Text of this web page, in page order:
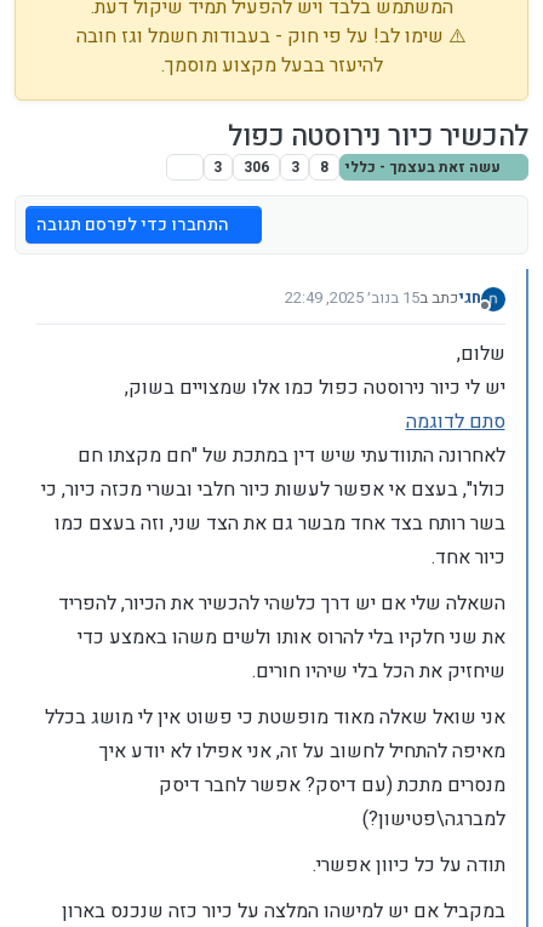
המשתמש בלבד ויש להפעיל תמיד שיקול דעת.
⚠️ שימו לב! על פי חוק - בעבודות חשמל וגז חובה
להיעזר בבעל מקצוע מוסמך.
להכשיר כיור נירוסטה כפול
עשה זאת בעצמך - כללי 8
3
306
3
התחברו כדי לפרסם תגובה
מנותק
חגיכתב ב15 בנוב׳ 2025, 22:49
נערך לאחרונה על ידי חגי
שלום,
יש לי כיור נירוסטה כפול כמו אלו שמצויים בשוק,
סתם לדוגמה
לאחרונה התוודעתי שיש דין במתכת של "חם מקצתו חם
כולו", בעצם אי אפשר לעשות כיור חלבי ובשרי מכזה כיור, כי
בשר רותח בצד אחד מבשר גם את הצד שני, וזה בעצם כמו
כיור אחד.
השאלה שלי אם יש דרך כלשהי להכשיר את הכיור, להפריד
את שני חלקיו בלי להרוס אותו ולשים משהו באמצע כדי
שיחזיק את הכל בלי שיהיו חורים.
אני שואל שאלה מאוד מופשטת כי פשוט אין לי מושג בכלל
מאיפה להתחיל לחשוב על זה, אני אפילו לא יודע איך
מנסרים מתכת (עם דיסק? אפשר לחבר דיסק
למברגה\פטישון?)
תודה על כל כיוון אפשרי.
במקביל אם יש למישהו המלצה על כיור כזה שנכנס בארון